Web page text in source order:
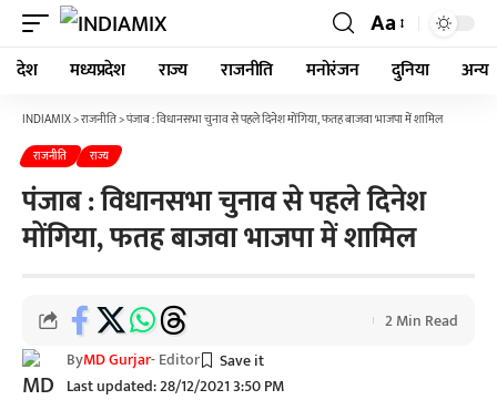
Aa
देश मध्यप्रदेश राज्य राजनीति मनोरंजन दुनिया अन्य
INDIAMIX>राजनीति>पंजाब : विधानसभा चुनाव से पहले दिनेश मोंगिया, फतह बाजवा भाजपा में शामिल
राजनीति राज्य
पंजाब : विधानसभा चुनाव से पहले दिनेश
मोंगिया, फतह बाजवा भाजपा में शामिल
Last updated: 28/12/2021 3:50 PM
ByMD Gurjar- Editor
2 Min Read